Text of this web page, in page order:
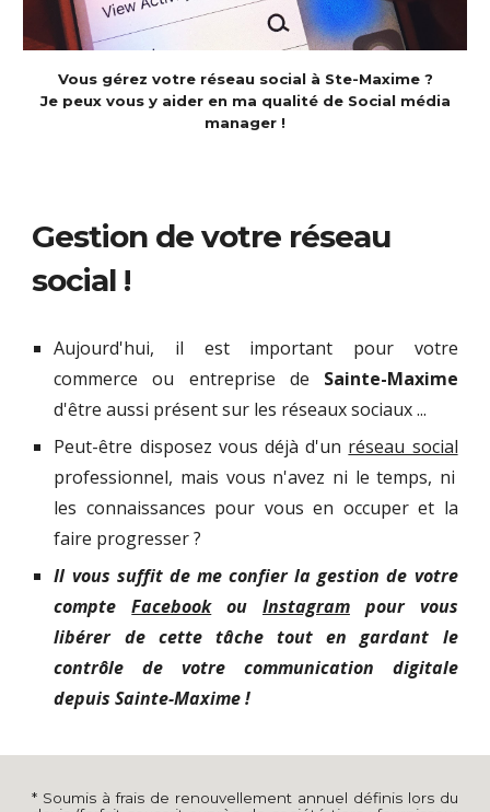
Vous gérez votre réseau social à Ste-Maxime ?
Je peux vous y aider en ma qualité de Social média
manager !
Gestion de votre réseau
social !
Aujourd'hui, il est important pour votre
commerce ou entreprise de Sainte-Maxime
d'être aussi présent sur les réseaux sociaux ...
Peut-être disposez vous déjà d'un réseau social
professionnel, mais vous n'avez ni le temps, ni
les connaissances pour vous en occuper et la
faire progresser ?
Il vous suffit de me confier la gestion de votre
compteFacebookou Instagrampour vous
libérer de cette tâche tout en gardant le
contrôle de votre communication digitale
depuis Sainte-Maxime !
* Soumis à frais de renouvellement annuel définis lors du